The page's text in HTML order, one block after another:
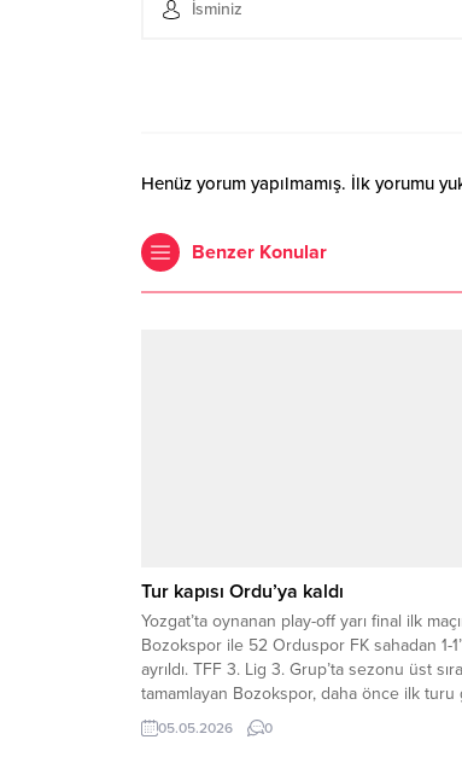
Henüz yorum yapılmamış. İlk yorumu
Benzer Konular
Tur kapısı Ordu’ya kaldı
Yozgat’ta oynanan play-off yarı final ilk
Bozokspor ile 52 Orduspor FK sahadan 1-
ayrıldı. TFF 3. Lig 3. Grup’ta sezonu üst
tamamlayan Bozokspor, daha önce ilk turu
finale yükselmişti. Kritik mücadelede ev
erken golle öne geçse de konuk ekip kısa
05.05.2026 0